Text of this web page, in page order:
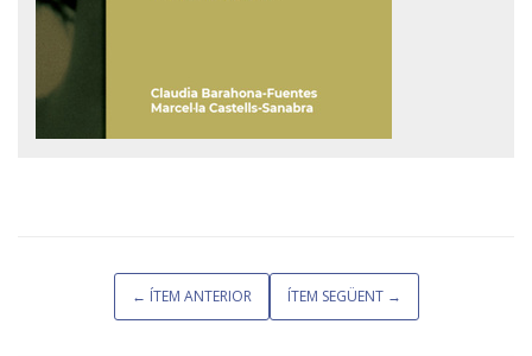
← ÍTEM ANTERIOR ÍTEM SEGÜENT →